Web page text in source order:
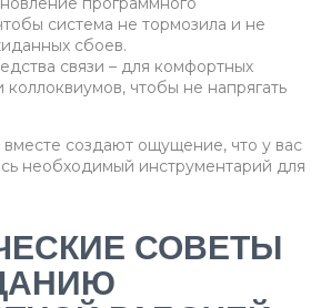
система не тормозила и не
сбоев.
связи – для комфортных
чтобы не напрягать
вместе создают ощущение, что у вас
необходимый инструментарий для
СОВЕТЫ